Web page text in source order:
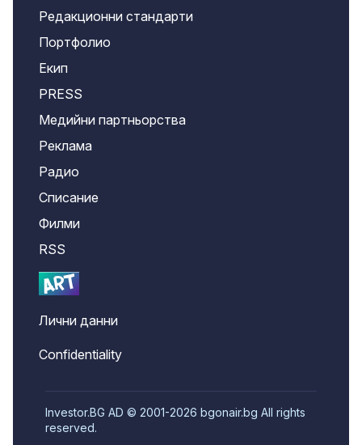
Редакционни стандарти
Портфолио
Екип
PRESS
Медийни партньорства
Реклама
Радио
Списание
Филми
RSS
Лични данни
Confidentiality
Investor.BG AD © 2001-2026 bgonair.bg All rights
reserved.